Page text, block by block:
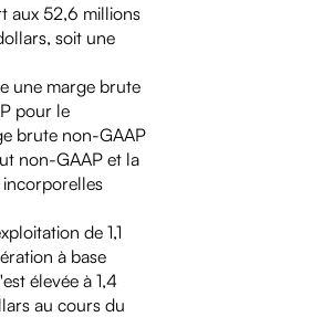
aux 52,6 millions
soit une
une marge brute
pour le
brute non-GAAP
non-GAAP et la
incorporelles
de 1,1
à base
élevée à 1,4
au cours du